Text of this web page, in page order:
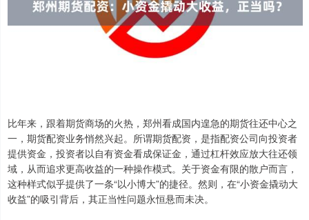
比年来，跟着期货商场的火热，郑州看成国内遑急的期货往还中心之
一，期货配资业务悄然兴起。所谓期货配资，是指配资公司向投资者
提供资金，投资者以自有资金看成保证金，通过杠杆效应放大往还领
域，从而追求更高收益的一种操作模式。关于资金有限的散户而言，
这种样式似乎提供了一条“以小博大”的捷径。然则，在“小资金撬动大
收益”的吸引背后，其正当性问题永恒悬而未决。